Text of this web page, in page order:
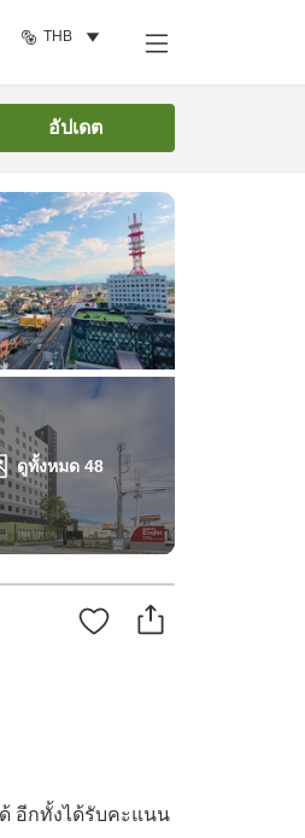
THB
อัปเดต
ดูทั้งหมด 48
ค้นหาห้องพัก
อีกทั้งได้รับคะแนน